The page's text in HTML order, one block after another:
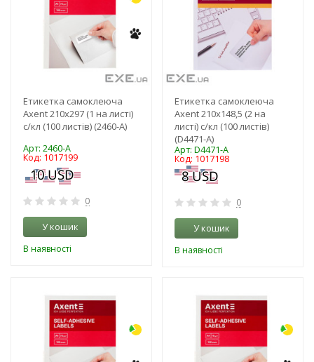
Етикетка самоклеюча
Axent 210x297 (1 на листі)
с/кл (100 листів) (2460-A)
Арт: 2460-A
Код: 1017199
0
У кошик
В наявності
Етикетка самоклеюча
Axent 210x148,5 (2 на
листі) с/кл (100 листів)
(D4471-A)
Арт: D4471-A
Код: 1017198
0
У кошик
В наявності